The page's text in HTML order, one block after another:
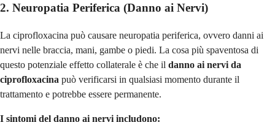
2. Neuropatia Periferica (Danno ai Nervi)
La ciprofloxacina può causare neuropatia periferica, ovvero danni ai
nervi nelle braccia, mani, gambe o piedi. La cosa più spaventosa di
questo potenziale effetto collaterale è che il danno ai nervi da
ciprofloxacina può verificarsi in qualsiasi momento durante il
trattamento e potrebbe essere permanente.
I sintomi del danno ai nervi includono: